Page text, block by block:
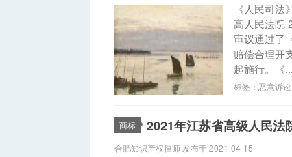
《人民司
高人民法院
审议通过了
赔偿合理开
起施行。《...
标签：恶意诉讼
商标 2021年江苏省高级人民法
合肥知识产权律师 发布于 2021-04-15